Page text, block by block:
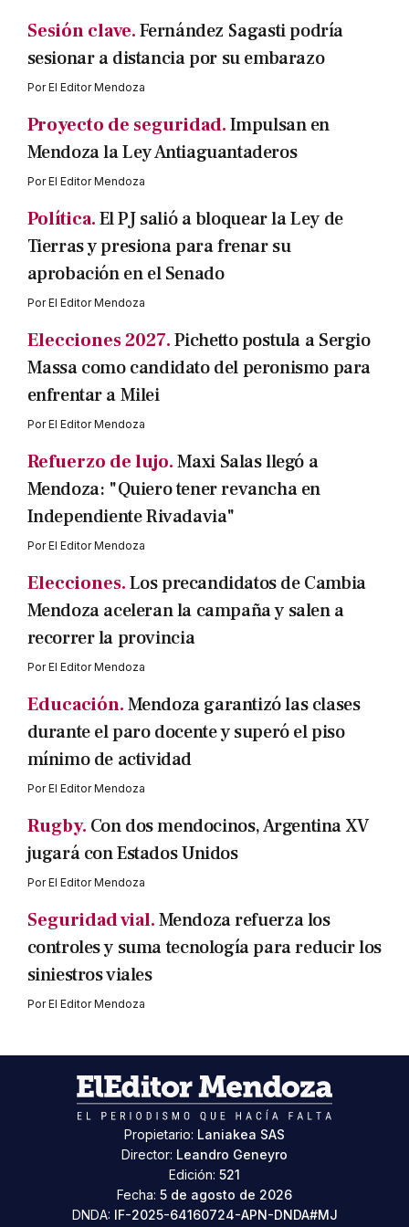
Sesión clave.Fernández Sagasti podría
sesionar a distancia por su embarazo
PorEl Editor Mendoza
Proyecto de seguridad.Impulsan en
Mendoza la Ley Antiaguantaderos
PorEl Editor Mendoza
Política.El PJ salió a bloquear la Ley de
Tierras y presiona para frenar su
aprobación en el Senado
PorEl Editor Mendoza
Elecciones 2027.Pichetto postula a Sergio
Massa como candidato del peronismo para
enfrentar a Milei
PorEl Editor Mendoza
Refuerzo de lujo.Maxi Salas llegó a
Mendoza: "Quiero tener revancha en
Independiente Rivadavia"
PorEl Editor Mendoza
Elecciones.Los precandidatos de Cambia
Mendoza aceleran la campaña y salen a
recorrer la provincia
PorEl Editor Mendoza
Educación.Mendoza garantizó las clases
durante el paro docente y superó el piso
mínimo de actividad
PorEl Editor Mendoza
Rugby. Con dos mendocinos, Argentina XV
jugará con Estados Unidos
PorEl Editor Mendoza
Seguridad vial.Mendoza refuerza los
controles y suma tecnología para reducir los
siniestros viales
PorEl Editor Mendoza
Propietario: Laniakea SAS
Director: Leandro Geneyro
Edición: 521
Fecha: 5 de agosto de 2026
DNDA: IF-2025-64160724-APN-DNDA#MJ